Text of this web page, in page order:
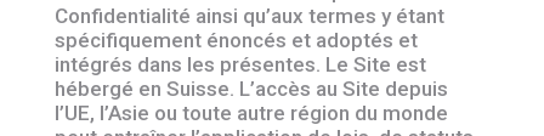
Confidentialité ainsi qu’aux termes y étant
spécifiquement énoncés et adoptés et
intégrés dans les présentes. Le Site est
hébergé en Suisse. L’accès au Site depuis
l’UE, l’Asie ou toute autre région du monde